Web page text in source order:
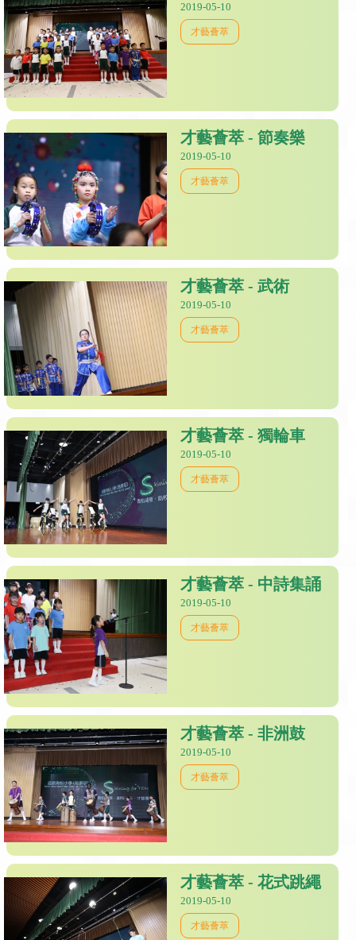
2019-05-10
才藝薈萃
才藝薈萃 - 節奏樂
2019-05-10
才藝薈萃
才藝薈萃 - 武術
2019-05-10
才藝薈萃
才藝薈萃 - 獨輪車
2019-05-10
才藝薈萃
才藝薈萃 - 中詩集誦
2019-05-10
才藝薈萃
才藝薈萃 - 非洲鼓
2019-05-10
才藝薈萃
才藝薈萃 - 花式跳繩
2019-05-10
才藝薈萃